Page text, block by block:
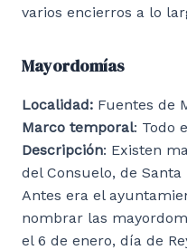
varios encierros a lo
Mayordomías
Localidad: Fuentes de
Marco temporal: Todo
Descripción: Existen
del Consuelo, de
Antes era el
nombrar las
el 6 de enero, día de